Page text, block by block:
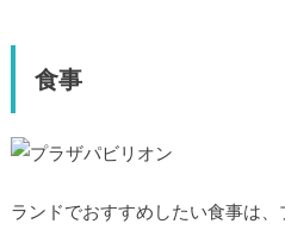
食事
ランドでおすすめしたい食事は